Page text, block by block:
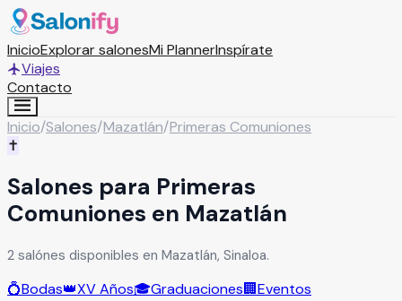
InicioExplorar salonesMi PlannerInspírate
Viajes
Contacto
Inicio/Salones/Mazatlán/Primeras Comuniones
✝️
Salones para Primeras
Comuniones en Mazatlán
2 salónes disponibles en Mazatlán, Sinaloa.
💍Bodas👑XV Años🎓Graduaciones🏢Eventos